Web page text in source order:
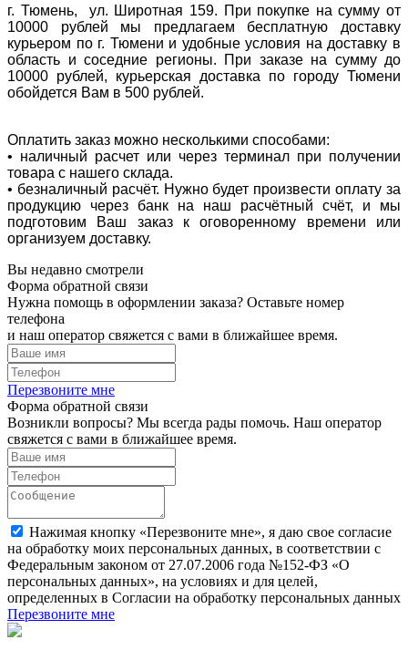
г. Тюмень, ул. Широтная 159. При покупке на сумму от
10000 рублей мы предлагаем бесплатную доставку
курьером по г. Тюмени и удобные условия на доставку в
область и соседние регионы. При заказе на сумму до
10000 рублей, курьерская доставка по городу Тюмени
обойдется Вам в 500 рублей.
Оплатить заказ можно несколькими способами:
• наличный расчет или через терминал при получении
товара с нашего склада.
• безналичный расчёт. Нужно будет произвести оплату за
продукцию через банк на наш расчётный счёт, и мы
подготовим Ваш заказ к оговоренному времени или
организуем доставку.
Вы недавно смотрели
Форма обратной связи
Нужна помощь в оформлении заказа? Оставьте номер
телефона
и наш оператор свяжется с вами в ближайшее время.
Перезвоните мне
Форма обратной связи
Возникли вопросы? Мы всегда рады помочь. Наш оператор
свяжется с вами в ближайшее время.
Нажимая кнопку «Перезвоните мне», я даю свое согласие
на обработку моих персональных данных, в соответствии с
Федеральным законом от 27.07.2006 года №152-ФЗ «О
персональных данных», на условиях и для целей,
определенных в Согласии на обработку персональных данных
Перезвоните мне